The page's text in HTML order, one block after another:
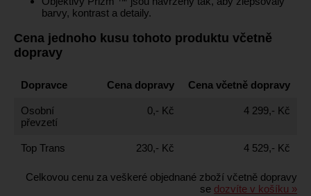
barvy, kontrast a detaily.
Cena jednoho kusu tohoto produktu včetně
dopravy
Dopravce Cena dopravy Cena včetně dopravy
Osobní
převzetí
0,- Kč 4 299,- Kč
Top Trans 230,- Kč 4 529,- Kč
Celkovou cenu za veškeré objednané zboží včetně dopravy
se dozvíte v košíku »